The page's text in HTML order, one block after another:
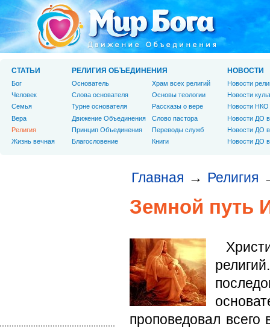
Главная → Религия
Земной путь
проповедовал
СТАТЬИ
Бог
Человек
Cемья
Вера
Религия
Жизнь вечная
РЕЛИГИЯ ОБЪЕДИНЕНИЯ
Основатель
Слова основателя
Турне основателя
Движение Объединения
Принцип Объединения
Благословение
Храм всех религий
Основы теологии
Рассказы о вере
Слово пастора
Переводы служб
Книги
НОВОСТИ
Новости
Новости
Новости НКО
Новости ДО
Новости ДО
Новости ДО